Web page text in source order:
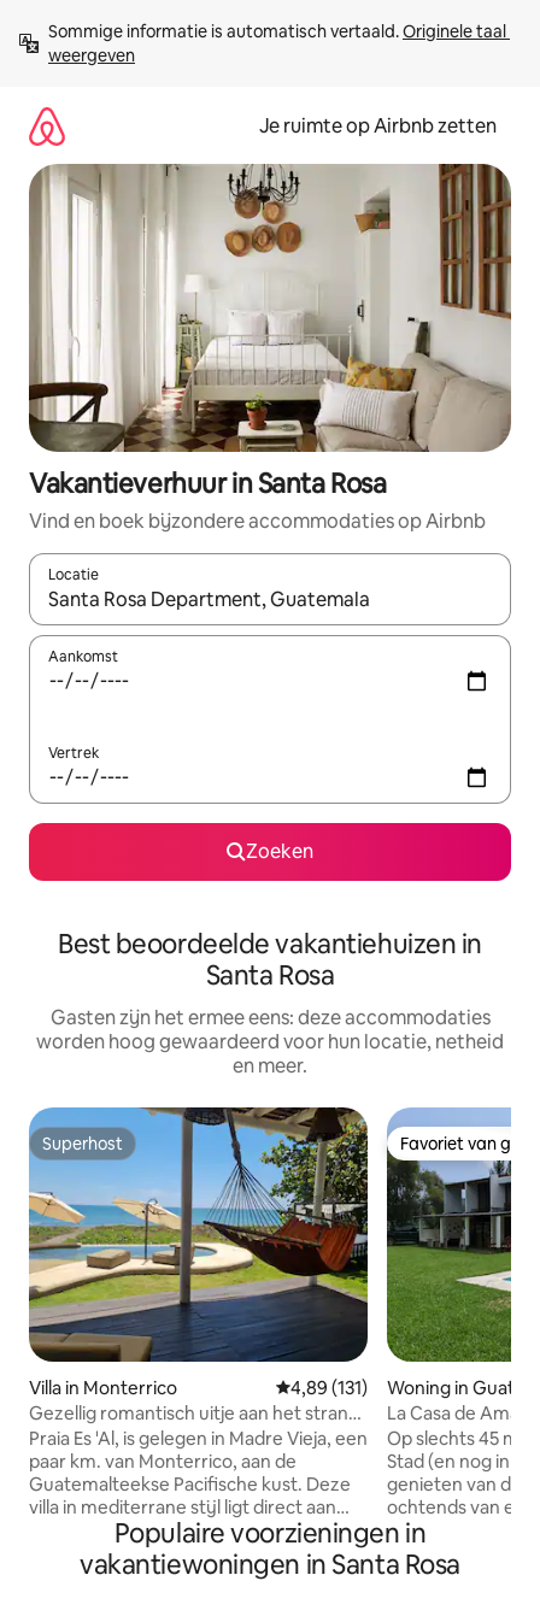
direct
naar
Sommige informatie is automatisch vertaald. Originele taal
weergeven
Je ruimte op Airbnb zetten
Vakantieverhuur in Santa Rosa
Vind en boek bijzondere accommodaties op Airbnb
Locatie
Wanneer er suggesties beschikbaar zijn, maak je een keuze
Aankomst
Vertrek
Zoeken
Best beoordeelde vakantiehuizen in
Santa Rosa
Gasten zijn het ermee eens: deze accommodaties
worden hoog gewaardeerd voor hun locatie, netheid
en meer.
Superhost
Superhost
Villa in Monterrico Gemiddelde beoordeling van
4,89 (131)
Gezellig romantisch uitje aan het strand,
villa + zwembad
Praia Es 'Al, is gelegen in Madre Vieja, een
paar km. van Monterrico, aan de
Guatemalteekse Pacifische kust. Deze
villa in mediterrane stijl ligt direct aan
het strand en biedt het hele jaar door
spectaculaire zonnedansen. Het
schaduwrijke zwembad is voorzien van
Favoriet van
Favoriet van
Woning in
La Casa de
stad
Op slechts 45
Stad (en nog in
genieten van dit
ochtends van
op de pier, koel
geniet van de
Populaire voorzieningen in
vakantiewoningen in Santa Rosa